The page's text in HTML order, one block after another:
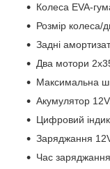
Колеса EVA-
Розмір
Задні
Два мотори
Максимальна
Акумулятор
Цифровий
Заряджання
Час